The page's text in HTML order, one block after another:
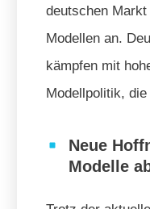
deutschen
Modellen an.
kämpfen mit
Modellpolitik,
Neue
Modelle